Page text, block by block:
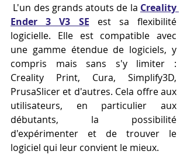
L'un des grands atouts de la Creality
Ender 3 V3 SE est sa flexibilité
logicielle. Elle est compatible avec
une gamme étendue de logiciels, y
compris mais sans s'y limiter :
Creality Print, Cura, Simplify3D,
PrusaSlicer et d'autres. Cela offre aux
utilisateurs, en particulier aux
débutants, la possibilité
d'expérimenter et de trouver le
logiciel qui leur convient le mieux.